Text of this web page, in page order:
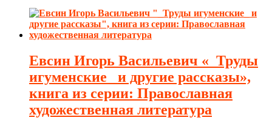
Евсин Игорь Васильевич «_Труды
игуменские_ и другие рассказы»,
книга из серии: Православная
художественная литература